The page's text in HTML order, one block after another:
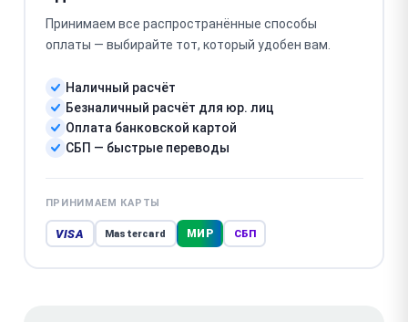
Принимаем все распространённые способы
оплаты — выбирайте тот, который удобен вам.
Наличный расчёт
Безналичный расчёт для юр. лиц
Оплата банковской картой
СБП — быстрые переводы
ПРИНИМАЕМ КАРТЫ
VISA Mastercard МИР СБП